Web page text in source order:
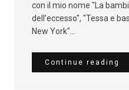
con il mio nome "La
dell’eccesso", "Tessa e
New York"...
Continue reading